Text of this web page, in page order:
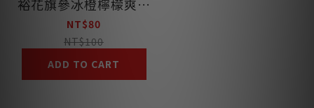
裕花旗參冰橙檸檬爽喉
軟糖
NT$80
NT$100
ADD TO CART